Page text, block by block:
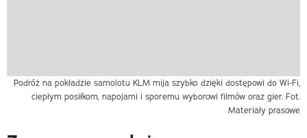
Podróż na pokładzie samolotu KLM mija szybko dzięki dostępowi do Wi-Fi,
ciepłym posiłkom, napojami i sporemu wyborowi filmów oraz gier. Fot.
Materiały prasowe